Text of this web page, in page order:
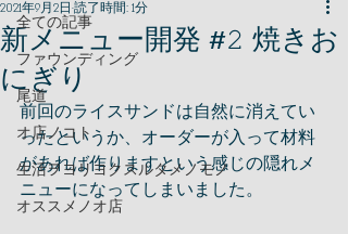
全ての記事
ファウンディング
尾道
オ店ノコト
生活ヲヨリヨクスルタメノモノ
オススメノオ店
新メニュー開発 #𝟸 焼きお
にぎり
2021年9月2日 読了時間: 1分
前回のライスサンドは自然に消えてい
ったというか、オーダーが入って材料
があれば作りますという感じの隠れメ
ニューになってしまいました。